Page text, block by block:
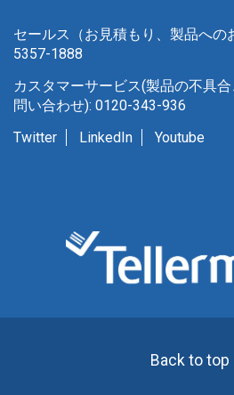
セールス（お見積もり、製品への
5357-1888
カスタマーサービス(製品の不具
問い合わせ): 0120-343-936
Twitter
LinkedIn Youtube
Back to top